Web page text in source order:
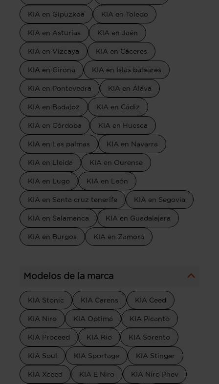
KIA en Gipuzkoa KIA en Toledo
KIA en Asturias KIA en Jaén
KIA en Vizcaya KIA en Cáceres
KIA en Girona KIA en Islas baleares
KIA en Pontevedra KIA en Álava
KIA en Badajoz KIA en Cádiz
KIA en Córdoba KIA en Huesca
KIA en Las palmas KIA en Navarra
KIA en Lleida KIA en Ourense
KIA en Lugo KIA en León
KIA en Santa cruz tenerife KIA en Segovia
KIA en Salamanca KIA en Guadalajara
KIA en Burgos KIA en Zamora
Modelos de la marca
KIA Stonic KIA Carens KIA Ceed
KIA Niro KIA Optima KIA Picanto
KIA Proceed KIA Rio KIA Sorento
KIA Soul KIA Sportage KIA Stinger
KIA Xceed KIA E Niro KIA Niro Phev